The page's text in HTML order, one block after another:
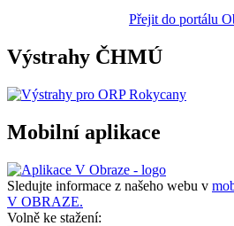
Přejit do portálu
Výstrahy ČHMÚ
Mobilní aplikace
Sledujte informace z našeho webu v
V OBRAZE.
Volně ke stažení: